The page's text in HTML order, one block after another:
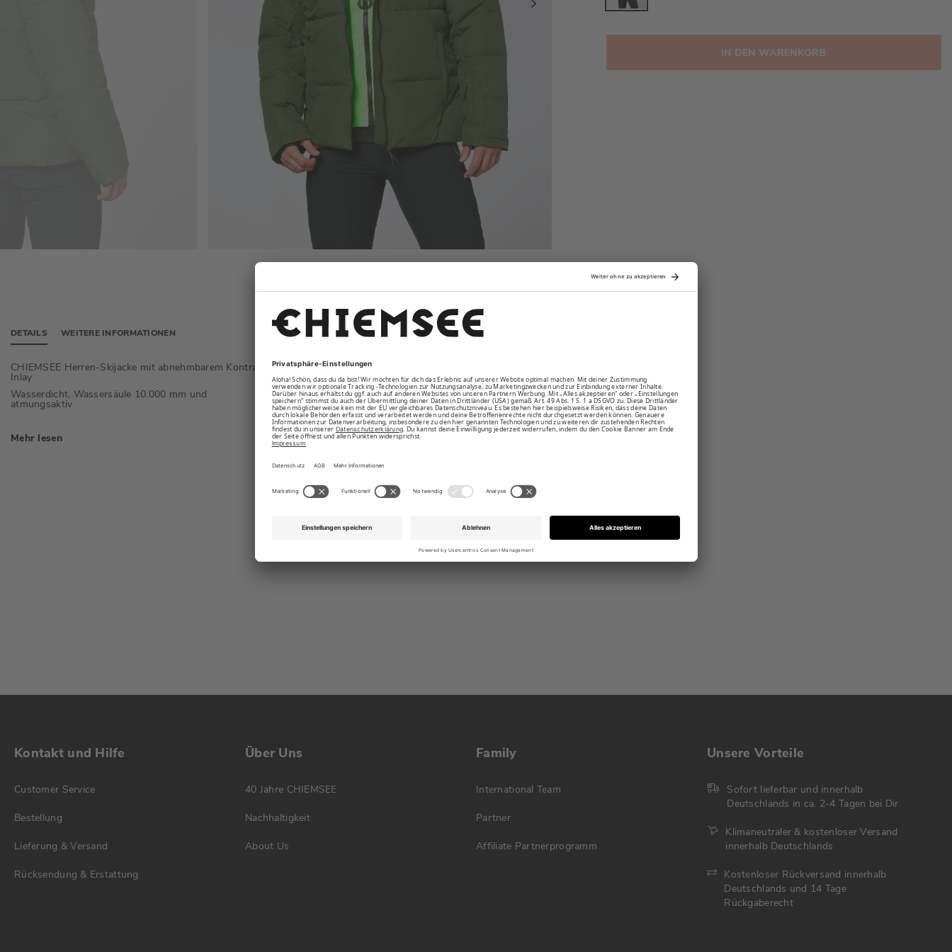
IN DEN WARENKORB
DETAILS
CHIEMSEE Herren-Skijacke mit abnehmbarem Kontrast-
Inlay
Wasserdicht, Wassersäule 10.000 mm und
atmungsaktiv
Regular-Fit
Verstellbare Kapuze und Frontzipper
Diverse Zippertaschen
Mehr lesen
WEITERE INFORMATIONEN
Kontakt und Hilfe
Customer Service
Bestellung
Lieferung & Versand
Rücksendung & Erstattung
Über Uns
40 Jahre CHIEMSEE
Nachhaltigkeit
About Us
Family
International Team
Partner
Affiliate Partnerprogramm
Unsere Vorteile
Sofort lieferbar und innerhalb
Deutschlands in ca. 2-4 Tagen bei Dir
Klimaneutraler & kostenloser Versand
innerhalb Deutschlands
Kostenloser Rückversand innerhalb
Deutschlands und 14 Tage
Rückgaberecht